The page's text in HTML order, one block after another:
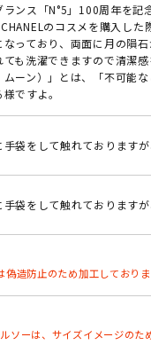
ランス「N°5」100周年を
のコスメを購入し
っており、両面に月の隕
ても洗濯できますので清潔
ーン）」とは、「不可能
ですよ。
袋をして触れております
袋をして触れております
造防止のため加工しておりま
ソーは、サイズイメージのた